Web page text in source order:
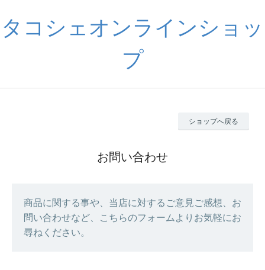
タコシェオンラインショッ
プ
ショップへ戻る
お問い合わせ
商品に関する事や、当店に対するご意見ご感想、お
問い合わせなど、こちらのフォームよりお気軽にお
尋ねください。